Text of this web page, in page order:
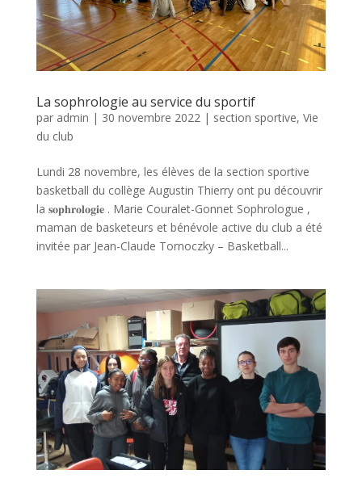
La sophrologie au service du sportif
par admin | 30 novembre 2022| section sportive, Vie
du club
Lundi 28 novembre, les élèves de la section sportive
basketball du collège Augustin Thierry ont pu découvrir
la 𝐬𝐨𝐩𝐡𝐫𝐨𝐥𝐨𝐠𝐢𝐞 . Marie Couralet-Gonnet Sophrologue ,
maman de basketeurs et bénévole active du club a été
invitée par Jean-Claude Tornoczky – Basketball...